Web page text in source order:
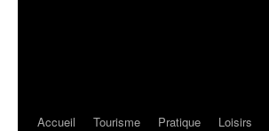
Accueil Tourisme Pratique Loisirs